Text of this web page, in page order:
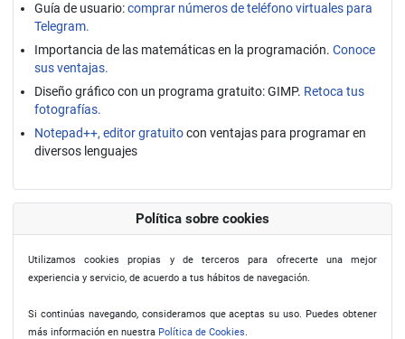
Guía de usuario:comprar números de teléfono virtuales para
Telegram.
Importancia de las matemáticas en la programación. Conoce
sus ventajas.
Diseño gráfico con un programa gratuito: GIMP. Retoca tus
fotografías.
Notepad++, editor gratuitocon ventajas para programar en
diversos lenguajes
Política sobre cookies
Utilizamos cookies propias y de terceros para ofrecerte una mejor
experiencia y servicio, de acuerdo a tus hábitos de navegación.
Si continúas navegando, consideramos que aceptas su uso. Puedes obtener
más información en nuestra Política de Cookies.